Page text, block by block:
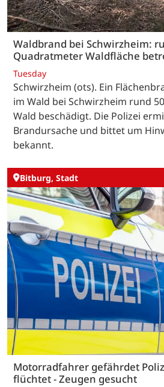
Waldbrand bei Schwirzheim:
Quadratmeter Waldfläche
Tuesday
Schwirzheim (ots). Ein
im Wald bei Schwirzheim rund
Wald beschädigt. Die Polizei
Brandursache und bittet um
bekannt.
Bitburg, Stadt
Motorradfahrer gefährdet
flüchtet - Zeugen gesucht